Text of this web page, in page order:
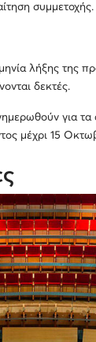
συμμετοχής.
λήξης της
δεκτές.
για τα
μέχρι 15